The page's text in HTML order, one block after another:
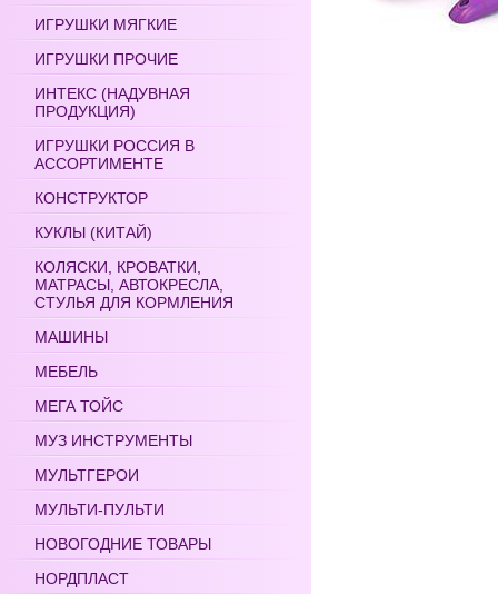
ИГРУШКИ МЯГКИЕ
ИГРУШКИ ПРОЧИЕ
ИНТЕКС (НАДУВНАЯ
ПРОДУКЦИЯ)
ИГРУШКИ РОССИЯ В
АССОРТИМЕНТЕ
КОНСТРУКТОР
КУКЛЫ (КИТАЙ)
КОЛЯСКИ, КРОВАТКИ,
МАТРАСЫ, АВТОКРЕСЛА,
СТУЛЬЯ ДЛЯ КОРМЛЕНИЯ
МАШИНЫ
МЕБЕЛЬ
МЕГА ТОЙС
МУЗ ИНСТРУМЕНТЫ
МУЛЬТГЕРОИ
МУЛЬТИ-ПУЛЬТИ
НОВОГОДНИЕ ТОВАРЫ
НОРДПЛАСТ